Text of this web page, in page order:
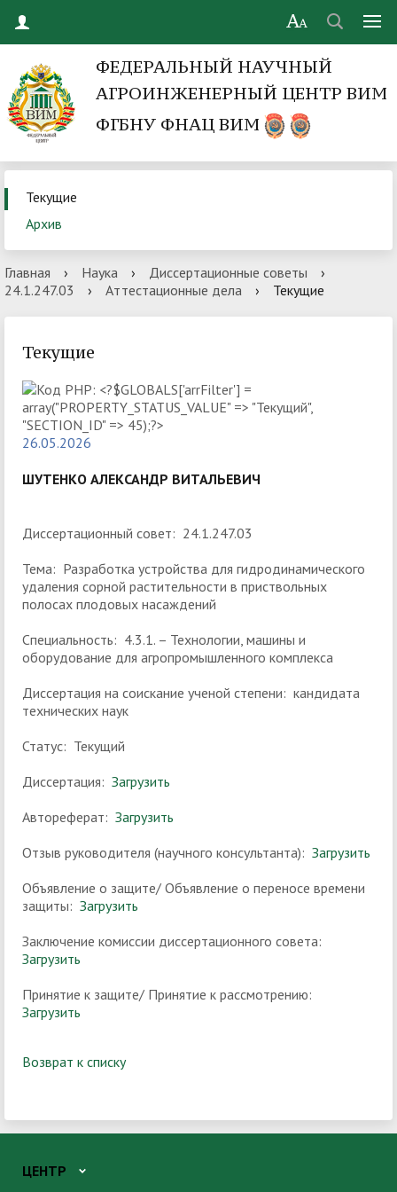
ФЕДЕРАЛЬНЫЙ НАУЧНЫЙ
АГРОИНЖЕНЕРНЫЙ ЦЕНТР ВИМ
ФГБНУ ФНАЦ ВИМ
Текущие
Архив
Главная › Наука › Диссертационные советы
›
24.1.247.03
› Аттестационные дела › Текущие
Текущие
26.05.2026
ШУТЕНКО АЛЕКСАНДР ВИТАЛЬЕВИЧ
Диссертационный совет: 24.1.247.03
Тема: Разработка устройства для гидродинамического
удаления сорной растительности в приствольных
полосах плодовых насаждений
Специальность: 4.3.1. – Технологии, машины и
оборудование для агропромышленного комплекса
Диссертация на соискание ученой степени: кандидата
технических наук
Статус: Текущий
Диссертация: Загрузить
Автореферат: Загрузить
Отзыв руководителя (научного консультанта): Загрузить
Объявление о защите/ Объявление о переносе времени
защиты: Загрузить
Заключение комиссии диссертационного совета:
Загрузить
Принятие к защите/ Принятие к рассмотрению:
Загрузить
Возврат к списку
ЦЕНТР